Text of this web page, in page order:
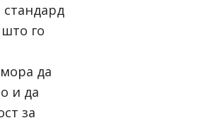
стандард
го
да
и да
за